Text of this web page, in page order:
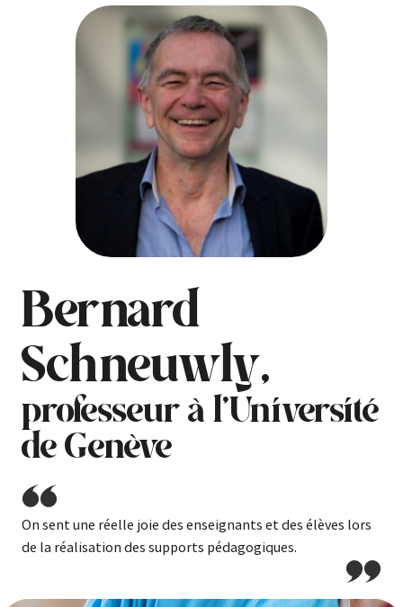
Bernard
Schneuwly,
professeur à l’Université
de Genève
On sent une réelle joie des enseignants et des élèves lors
de la réalisation des supports pédagogiques.